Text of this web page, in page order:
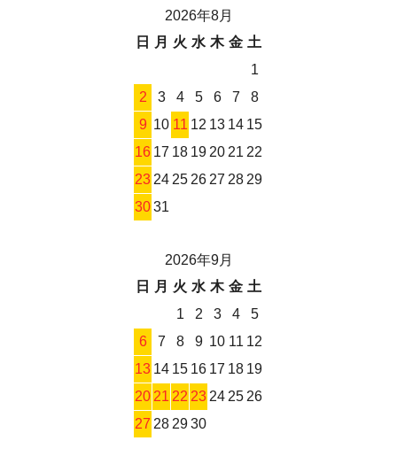
2026年8月
日
月 火 水 木 金 土
1
2
3 4 5 6 7
8
9 10 11 12 13 14 15
16 17 18 19202122
2324252627 2829
3031
2026年9月
日
月 火 水 木 金 土
1
2 3 4
5
6
7 8 9 10 11 12
13 14 15 16 17 18 19
2021 22 23242526
27 282930